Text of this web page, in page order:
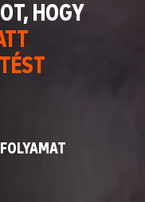
HOGY